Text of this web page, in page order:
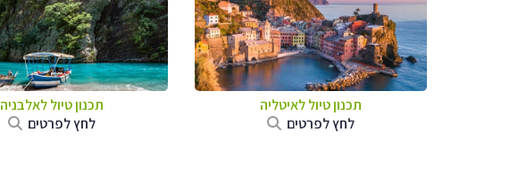
תכנון טיול לאיטליה
לחץ לפרטים
תכנון טיול לאלבניה
לחץ לפרטים